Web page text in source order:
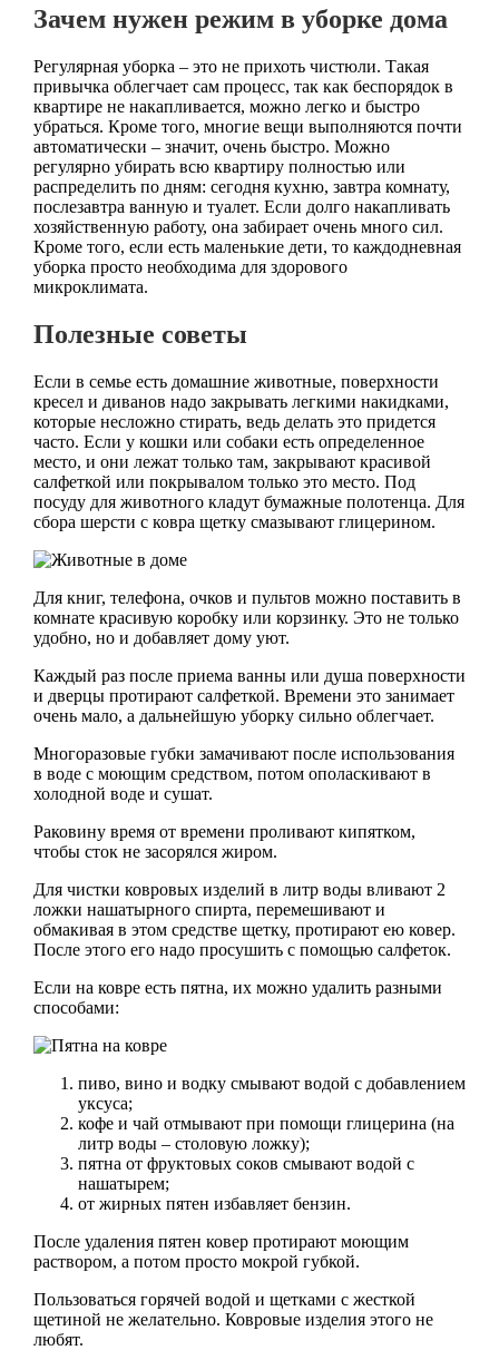
Зачем нужен режим в уборке дома
Регулярная уборка – это не прихоть чистюли. Такая
привычка облегчает сам процесс, так как беспорядок в
квартире не накапливается, можно легко и быстро
убраться. Кроме того, многие вещи выполняются почти
автоматически – значит, очень быстро. Можно
регулярно убирать всю квартиру полностью или
распределить по дням: сегодня кухню, завтра комнату,
послезавтра ванную и туалет. Если долго накапливать
хозяйственную работу, она забирает очень много сил.
Кроме того, если есть маленькие дети, то каждодневная
уборка просто необходима для здорового
микроклимата.
Полезные советы
Если в семье есть домашние животные, поверхности
кресел и диванов надо закрывать легкими накидками,
которые несложно стирать, ведь делать это придется
часто. Если у кошки или собаки есть определенное
место, и они лежат только там, закрывают красивой
салфеткой или покрывалом только это место. Под
посуду для животного кладут бумажные полотенца. Для
сбора шерсти с ковра щетку смазывают глицерином.
Для книг, телефона, очков и пультов можно поставить в
комнате красивую коробку или корзинку. Это не только
удобно, но и добавляет дому уют.
Каждый раз после приема ванны или душа поверхности
и дверцы протирают салфеткой. Времени это занимает
очень мало, а дальнейшую уборку сильно облегчает.
Многоразовые губки замачивают после использования
в воде с моющим средством, потом ополаскивают в
холодной воде и сушат.
Раковину время от времени проливают кипятком,
чтобы сток не засорялся жиром.
Для чистки ковровых изделий в литр воды вливают 2
ложки нашатырного спирта, перемешивают и
обмакивая в этом средстве щетку, протирают ею ковер.
После этого его надо просушить с помощью салфеток.
Если на ковре есть пятна, их можно удалить разными
способами:
пиво, вино и водку смывают водой с добавлением
уксуса;
кофе и чай отмывают при помощи глицерина (на
литр воды – столовую ложку);
пятна от фруктовых соков смывают водой с
нашатырем;
от жирных пятен избавляет бензин.
После удаления пятен ковер протирают моющим
раствором, а потом просто мокрой губкой.
Пользоваться горячей водой и щетками с жесткой
щетиной не желательно. Ковровые изделия этого не
любят.